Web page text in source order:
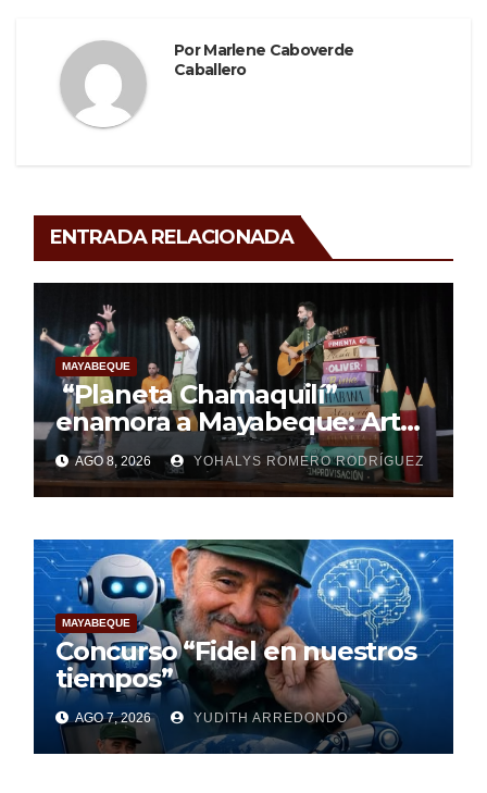
PorMarlene Caboverde
Caballero
ENTRADA RELACIONADA
MAYABEQUE
“Planeta Chamaquilí”
enamora a Mayabeque: Arte,
poesía y amor en la Semana
Mundial de la Lactancia
Materna
AGO 8, 2026 YOHALYS ROMERO RODRÍGUEZ
MAYABEQUE
Concurso “Fidel en nuestros
tiempos”
AGO 7, 2026 YUDITH ARREDONDO